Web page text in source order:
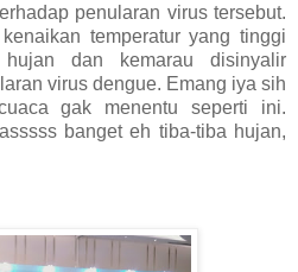
penularan virus tersebut.
temperatur yang tinggi
dan kemarau disinyalir
virus dengue. Emang iya sih
gak menentu seperti ini.
banget eh tiba-tiba hujan,